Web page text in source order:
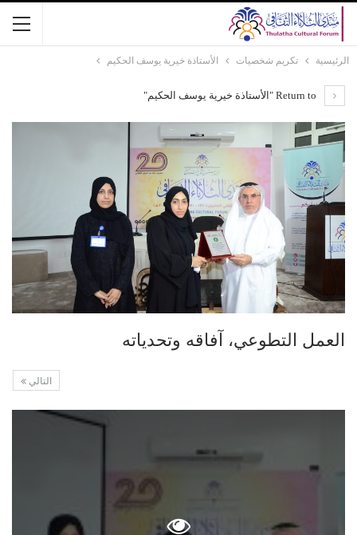
الرئيسية تكريم شخصيات الأستاذة خيرية يوسف الحكيم
العمل التطوعي، آفاقه وتحدياته
التالي